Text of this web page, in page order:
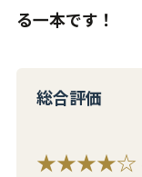
る一本です！
総合評価
★★★★☆